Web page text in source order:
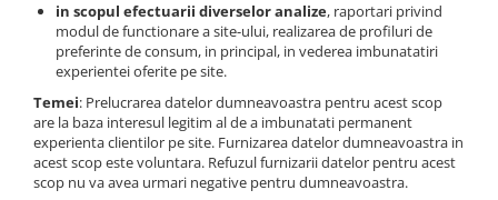
in scopul efectuarii diverselor analize, raportari privind
modul de functionare a site-ului, realizarea de profiluri de
preferinte de consum, in principal, in vederea imbunatatiri
experientei oferite pe site.
Temei: Prelucrarea datelor dumneavoastra pentru acest scop
are la baza interesul legitim al de a imbunatati permanent
experienta clientilor pe site. Furnizarea datelor dumneavoastra in
acest scop este voluntara. Refuzul furnizarii datelor pentru acest
scop nu va avea urmari negative pentru dumneavoastra.